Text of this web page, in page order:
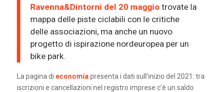
Ravenna&Dintorni del 20 maggiotrovate la
mappa delle piste ciclabili con le critiche
delle associazioni, ma anche un nuovo
progetto di ispirazione nordeuropea per un
bike park.
La pagina di economia presenta i dati sull’inizio del 2021: tra
iscrizioni e cancellazioni nel registro imprese c’è un saldo